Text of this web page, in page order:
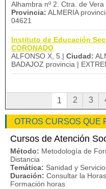
Alhambra nº 2. Ctra. de
Provincia: ALMERIA
04621
Instituto de Educación
CORONADO
ALFONSO X, 5 | Ciudad:
BADAJOZ provincia |
1 2 3
OTROS CURSOS QUE
Cursos de Atención
Método: Metodología de
Distancia
Temática: Sanidad y
Duración: Consultar la
Formación horas